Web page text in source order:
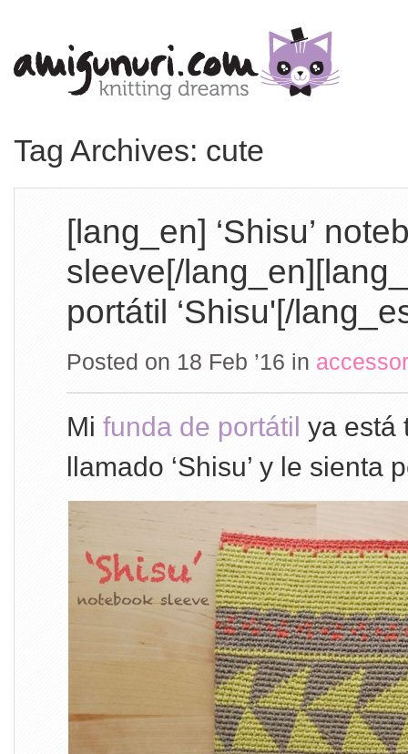
Tag Archives: cute
[lang_en] ‘Shisu’
sleeve[/
portátil ‘Shisu'[/
Posted on 18 Feb ’16 in
Mi funda de portátil ya está
llamado ‘Shisu’ y le sienta